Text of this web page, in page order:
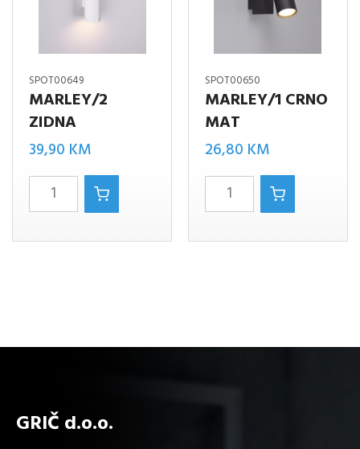
SPOT00649
MARLEY/2
ZIDNA
39,90 KM
MARLEY/2
zidna
količina
SPOT00650
MARLEY/1 CRNO
MAT
26,80 KM
MARLEY/1
CRNO
MAT
GRIČ d.o.o.